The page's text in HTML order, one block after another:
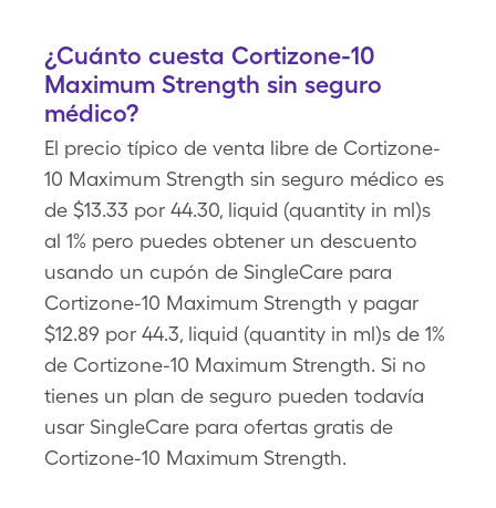
¿Cuánto cuesta Cortizone-10
Maximum Strength sin seguro
médico?
El precio típico de venta libre de Cortizone-
10 Maximum Strength sin seguro médico es
de $13.33 por 44.30, liquid (quantity in ml)s
al 1% pero puedes obtener un descuento
usando un cupón de SingleCare para
Cortizone-10 Maximum Strength y pagar
$12.89 por 44.3, liquid (quantity in ml)s de 1%
de Cortizone-10 Maximum Strength. Si no
tienes un plan de seguro pueden todavía
usar SingleCare para ofertas gratis de
Cortizone-10 Maximum Strength.